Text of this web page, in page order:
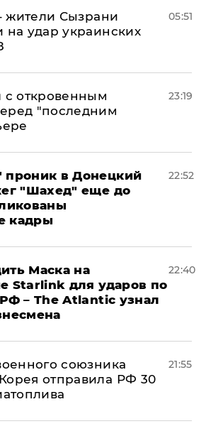
жители Сызрани
на удар украинских
05:51
с откровенным
"последним
23:19
в Донецкий
"Шахед" еще до
кадры
22:52
Маска на
Starlink для ударов по
– The Atlantic узнал
22:40
союзника
отправила РФ 30
21:55